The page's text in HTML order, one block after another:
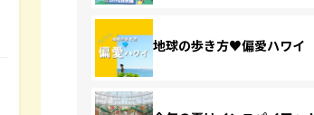
地球の歩き方♥偏愛ハワイ